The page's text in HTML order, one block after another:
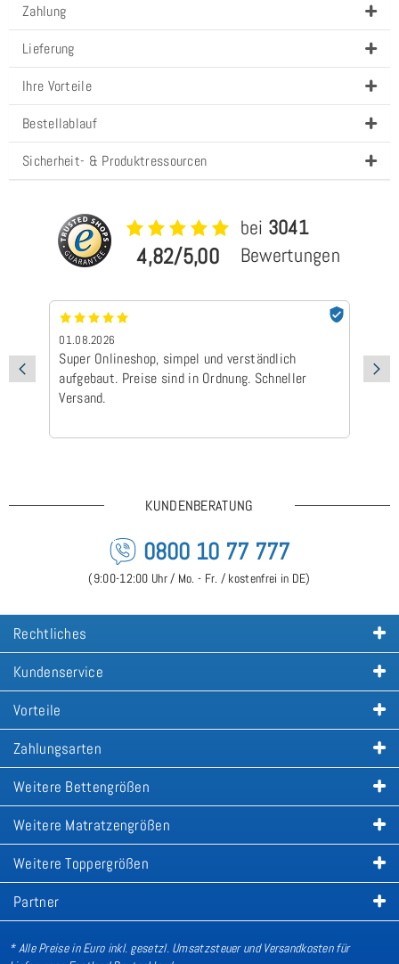
Zahlung
Lieferung
Ihre Vorteile
Bestellablauf
Sicherheit- & Produktressourcen
4,82/5,00
bei 3041
Bewertungen
01.08.2026
Super Onlineshop, simpel und verständlich
aufgebaut. Preise sind in Ordnung. Schneller
Versand.
KUNDENBERATUNG
0800 10 77 777
(9:00-12:00 Uhr / Mo. - Fr. / kostenfrei in DE)
Rechtliches
Kundenservice
Vorteile
Zahlungsarten
Weitere Bettengrößen
Weitere Matratzengrößen
Weitere Toppergrößen
Partner
* Alle Preise in Euro inkl. gesetzl. Umsatzsteuer und Versandkosten für